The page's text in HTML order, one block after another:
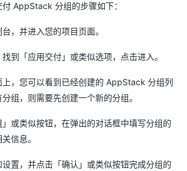
AppStack 分组的步骤如下：
，并进入您的项目页面。
到「应用交付」或类似选项，点击进入。
上，您可以看到已经创建的 AppStack 分组列
组，则需要先创建一个新的分组。
」或类似按钮，在弹出的对话框中填写分组的
信息。
置，并点击「确认」或类似按钮完成分组的